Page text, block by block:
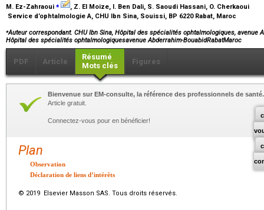
M. Ez-Zahraoui ⁎
, Z. El Moize, I. Ben Dali, S. Saoudi Hassani, O. Cherkaoui
Service d’ophtalmologie A, CHU Ibn Sina, Souissi, BP 6220 Rabat, Maroc
⁎Auteur correspondant. CHU Ibn Sina, Hôpital des spécialités ophtalmologiques, avenue
Hôpital des spécialités ophtalmologiquesavenue Abderrahim-BouabidRabatMaroc
PDF Article
Résumé
Mots clés
Figures
Bienvenue sur EM-consulte, la référence des professionnels de santé.
Article gratuit.
Connectez-vous pour en bénéficier!
Plan
Observation
Déclaration de liens d’intérêts
© 2019 Elsevier Masson SAS. Tous droits réservés.